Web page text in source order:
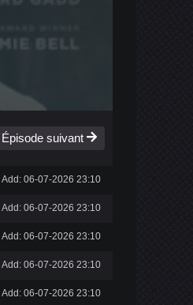
Épisode suivant
Add: 06-07-2026 23:10
Add: 06-07-2026 23:10
Add: 06-07-2026 23:10
Add: 06-07-2026 23:10
Add: 06-07-2026 23:10